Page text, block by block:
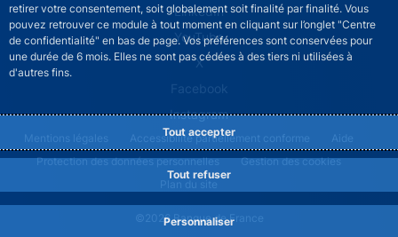
retirer votre consentement, soit globalement soit finalité par finalité. Vous
pouvez retrouver ce module à tout moment en cliquant sur l’onglet "Centre
de confidentialité" en bas de page. Vos préférences sont conservées pour
une durée de 6 mois. Elles ne sont pas cédées à des tiers ni utilisées à
d'autres fins.
Tout accepter
Tout refuser
Personnaliser
LinkedIn
YouTube
X
Facebook
Instagram
©2026 Banque de France
ACPR footer legal notice menu
Mentions légales Accessibilité partiellement conforme
Aide
Protection des données personnelles
Gestion des cookies
Plan du site